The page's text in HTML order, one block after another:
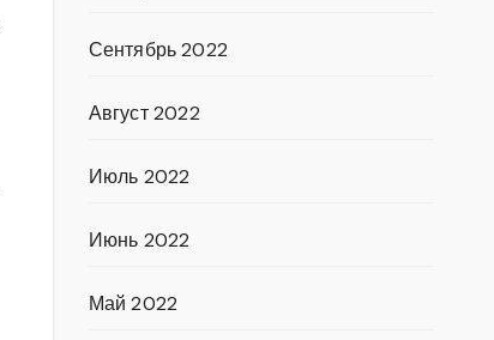
Сентябрь 2022
Август 2022
Июль 2022
Июнь 2022
Май 2022